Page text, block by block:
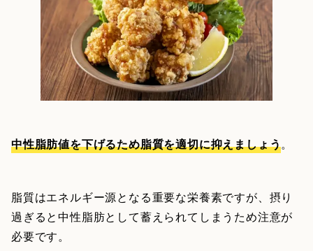
中性脂肪値を下げるため脂質を適切に抑えましょう。
脂質はエネルギー源となる重要な栄養素ですが、摂り
過ぎると中性脂肪として蓄えられてしまうため注意が
必要です。